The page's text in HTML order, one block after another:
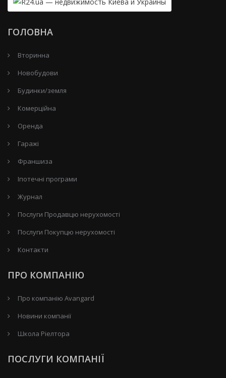
ГОЛОВНА
Вторинна
Новобудови
Будинки/земля
Комерційна
Оренда
Гаражі
Франшиза
Іпотечні програми
Журнал
Послуги Продавцю нерухомості
Послуги Покупцю нерухомості
Контакти
ПРО КОМПАНІЮ
Про компанію Avangard
Новини компанії
Школа Ріелтора
ПОСЛУГИ КОМПАНІЇ